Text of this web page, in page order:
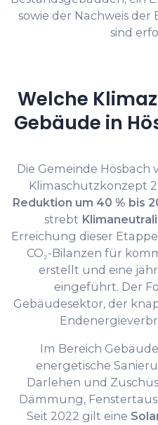
sowie der Nachweis der
sind
Welche
Gebäude in
Die Gemeinde
Klimaschutzkonzept
Reduktion um 40 % bis
strebt
Erreichung dieser
CO₂-Bilanzen für
erstellt und eine
eingeführt. Der
Gebäudesektor, der
Im Bereich
energetische
Darlehen und
Dämmung,
Seit 2022 gilt eine